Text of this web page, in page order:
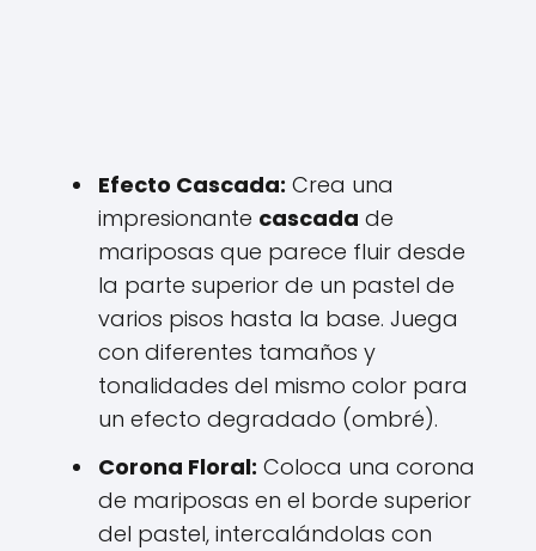
Efecto Cascada: Crea una
impresionante cascada de
mariposas que parece fluir desde
la parte superior de un pastel de
varios pisos hasta la base. Juega
con diferentes tamaños y
tonalidades del mismo color para
un efecto degradado (ombré).
Corona Floral: Coloca una corona
de mariposas en el borde superior
del pastel, intercalándolas con